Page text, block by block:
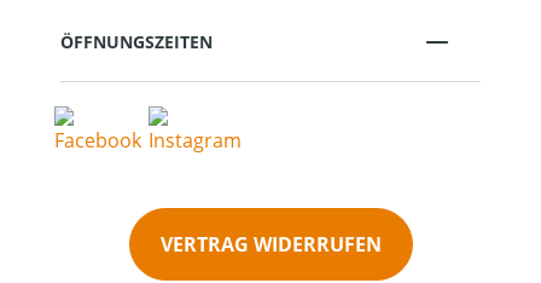
ÖFFNUNGSZEITEN
VERTRAG WIDERRUFEN